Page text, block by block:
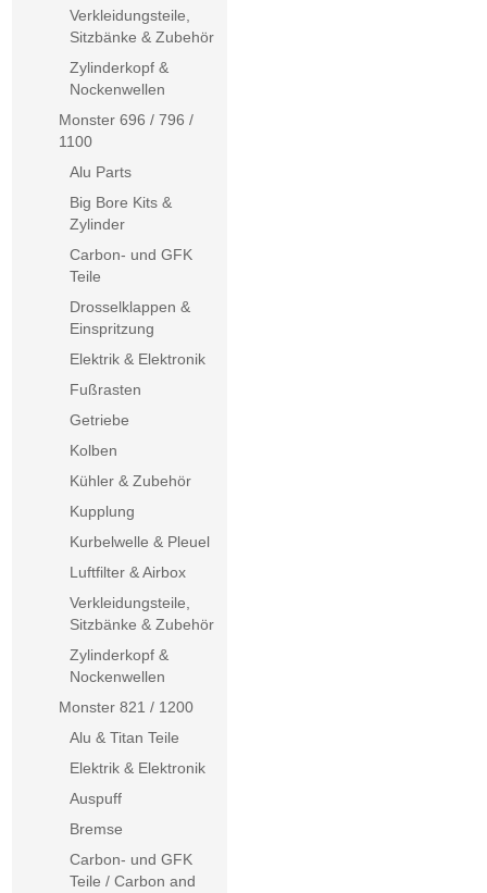
Verkleidungsteile,
Sitzbänke & Zubehör
Zylinderkopf &
Nockenwellen
Monster 696 / 796 /
1100
Alu Parts
Big Bore Kits &
Zylinder
Carbon- und GFK
Teile
Drosselklappen &
Einspritzung
Elektrik & Elektronik
Fußrasten
Getriebe
Kolben
Kühler & Zubehör
Kupplung
Kurbelwelle & Pleuel
Luftfilter & Airbox
Verkleidungsteile,
Sitzbänke & Zubehör
Zylinderkopf &
Nockenwellen
Monster 821 / 1200
Alu & Titan Teile
Elektrik & Elektronik
Auspuff
Bremse
Carbon- und GFK
Teile / Carbon and